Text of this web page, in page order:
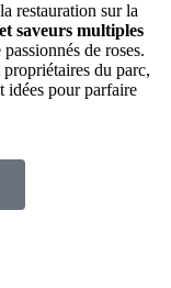
restauration sur la
saveurs multiples
de roses.
du parc,
idées pour parfaire